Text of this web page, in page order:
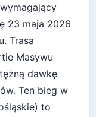
23 maja 2026
Trasa
Masywu
dawkę
Ten bieg w
to